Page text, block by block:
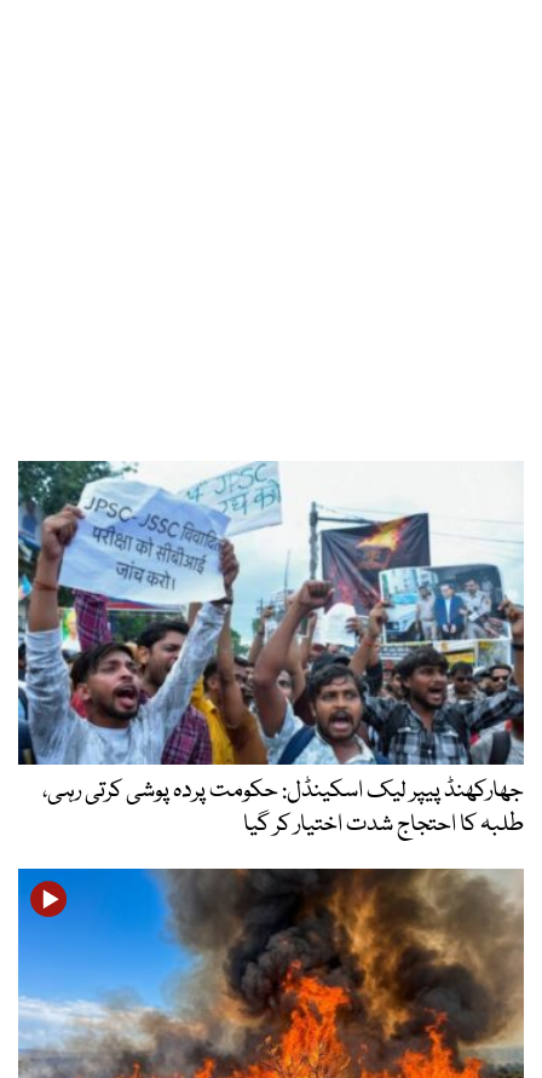
جھارکھنڈ پیپر لیک اسکینڈل: حکومت پردہ پوشی کرتی رہی،
طلبہ کا احتجاج شدت اختیار کر گیا